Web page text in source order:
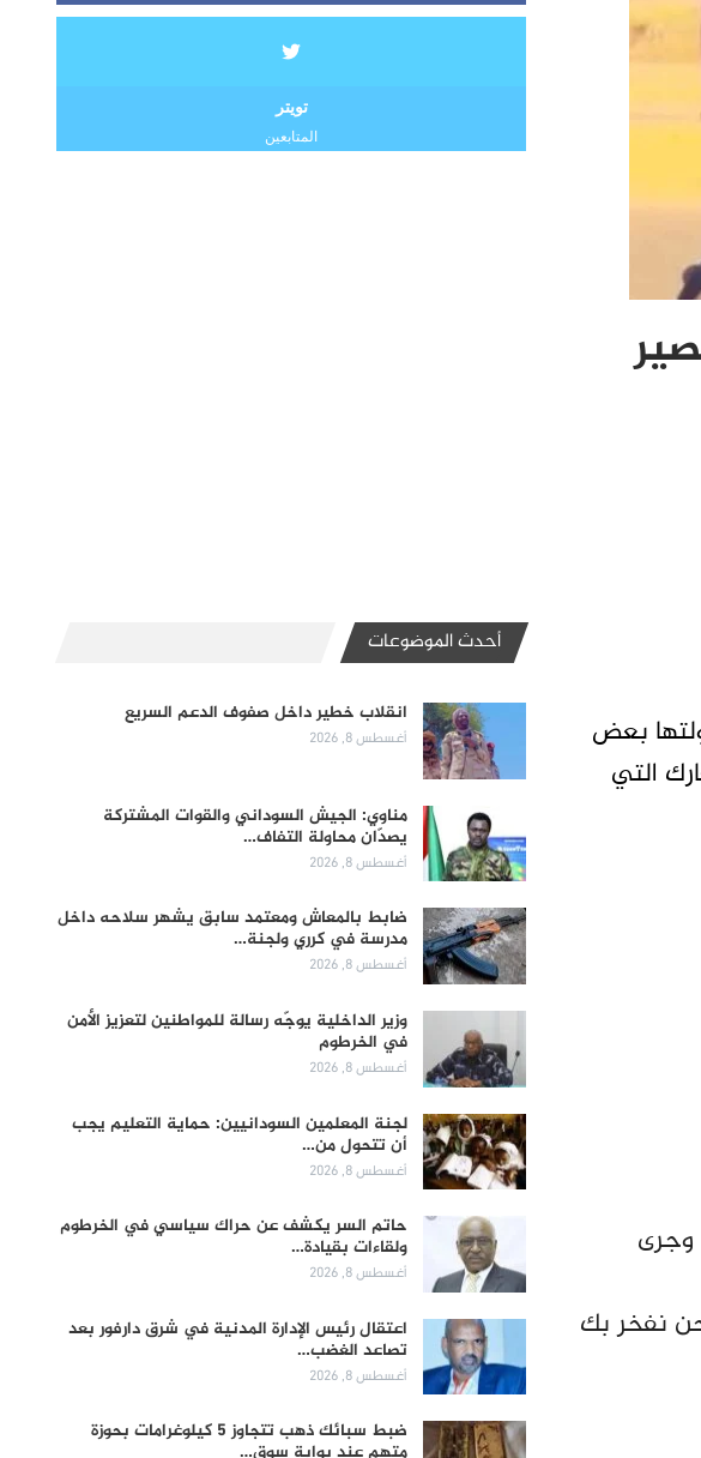
بعض
التي
وجرى
نفخر بك
تويتر
المتابعين
أحدث الموضوعات
انقلاب خطير داخل صفوف الدعم السريع
أغسطس 8, 2026
مناوي: الجيش السوداني والقوات المشتركة
يصدّان محاولة التفاف…
أغسطس 8, 2026
ضابط بالمعاش ومعتمد سابق يشهر سلاحه داخل
مدرسة في كرري ولجنة…
أغسطس 8, 2026
وزير الداخلية يوجّه رسالة للمواطنين لتعزيز الأمن
في الخرطوم
أغسطس 8, 2026
لجنة المعلمين السودانيين: حماية التعليم يجب
أن تتحول من…
أغسطس 8, 2026
حاتم السر يكشف عن حراك سياسي في الخرطوم
ولقاءات بقيادة…
أغسطس 8, 2026
اعتقال رئيس الإدارة المدنية في شرق دارفور بعد
تصاعد الغضب…
أغسطس 8, 2026
ضبط سبائك ذهب تتجاوز 5 كيلوغرامات بحوزة